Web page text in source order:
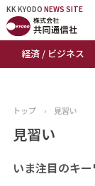
KK KYODO NEWS SITE
経済 / ビジネス
KK KYODONEWS SITE
トップページ
ニュース
おすすめコン
トップ › 見習い
見習い
いま注目のキ